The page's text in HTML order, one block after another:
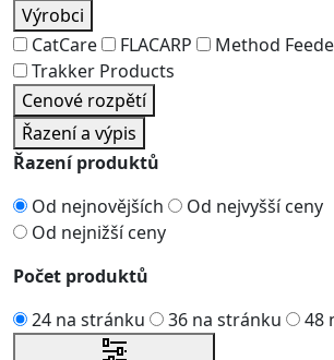
Výrobci
CatCare
FLACARP
Method
Trakker Products
Cenové rozpětí
Řazení a výpis
Řazení produktů
Od nejnovějších
Od nejvyšší ceny
Od nejnižší ceny
Počet produktů
24 na stránku
36 na stránku 48